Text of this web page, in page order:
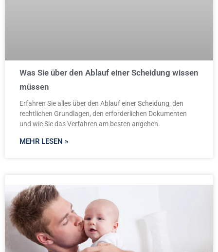
Was Sie über den Ablauf einer Scheidung wissen
müssen
Erfahren Sie alles über den Ablauf einer Scheidung, den
rechtlichen Grundlagen, den erforderlichen Dokumenten
und wie Sie das Verfahren am besten angehen.
MEHR LESEN »